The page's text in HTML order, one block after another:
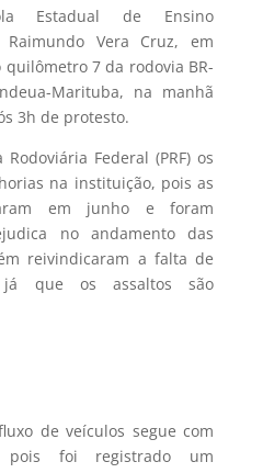
Estadual de Ensino
Vera Cruz, em
7 da rodovia BR-
Marituba, na manhã
3h de protesto.
Federal (PRF) os
na instituição, pois as
em junho e foram
no andamento das
reivindicaram a falta de
que os assaltos são
de veículos segue com
pois foi registrado um